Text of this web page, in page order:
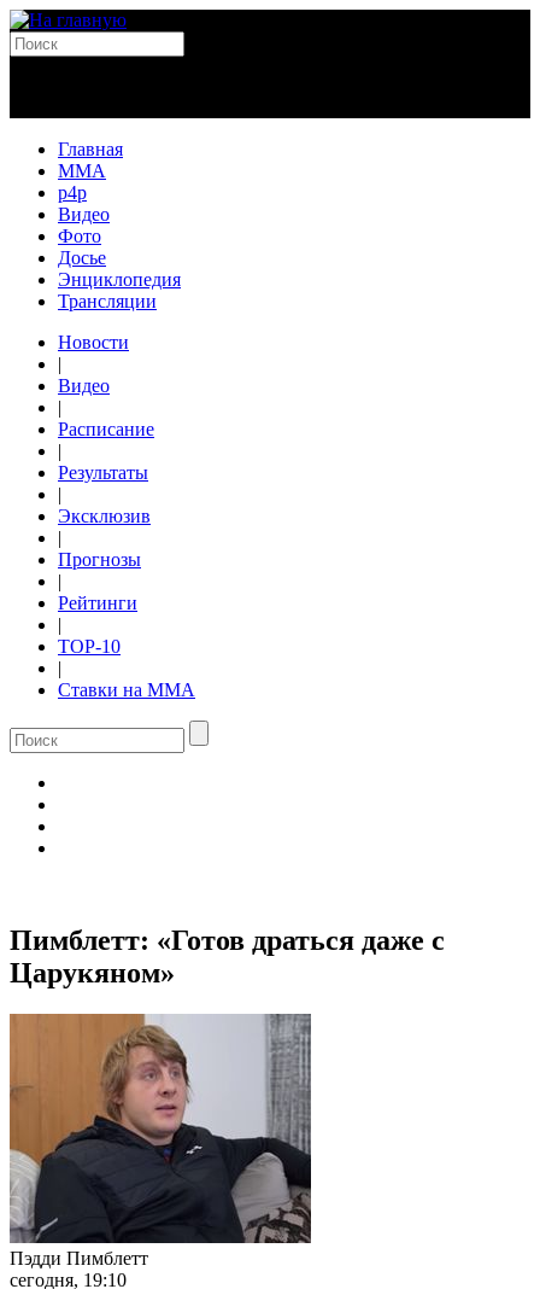
Главная
MMA
p4p
Видео
Фото
Досье
Энциклопедия
Трансляции
Новости
|
Видео
|
Расписание
|
Результаты
|
Эксклюзив
|
Прогнозы
|
Рейтинги
|
TOP-10
|
Ставки на ММА
Пимблетт: «Готов драться даже с
Царукяном»
Пэдди Пимблетт
сегодня, 19:10